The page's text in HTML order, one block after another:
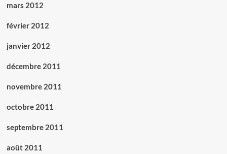
mars 2012
février 2012
janvier 2012
décembre 2011
novembre 2011
octobre 2011
septembre 2011
août 2011